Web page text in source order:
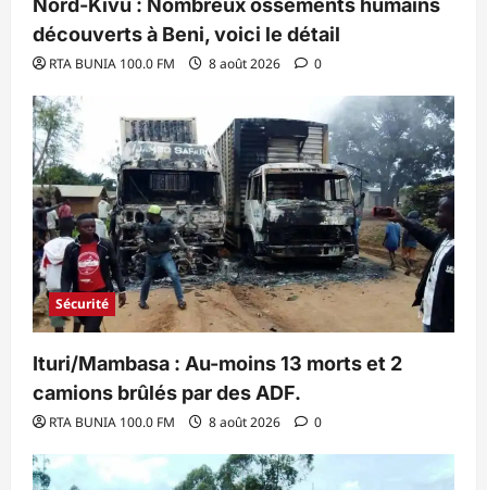
Nord-Kivu : Nombreux ossements humains
découverts à Beni, voici le détail
RTA BUNIA 100.0 FM 8 août 2026 0
Sécurité
Ituri/Mambasa : Au-moins 13 morts et 2
camions brûlés par des ADF.
RTA BUNIA 100.0 FM 8 août 2026 0